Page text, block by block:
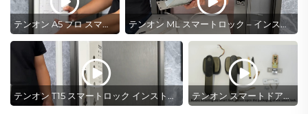
テンオン A5 プロ スマートロック インストールガイド テンオン ML スマートロック – インストールガイド
テンオン T15 スマートロック インストールガイド テンオン スマートドアロック カスタム、K1 指紋ドアロック インストールガイド